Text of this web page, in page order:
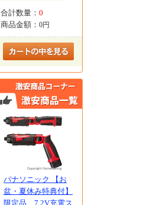
合計数量： 0
商品金額： 0円
パナソニック 【お
盆・夏休み特典付】
限定品 7.2V充電ス